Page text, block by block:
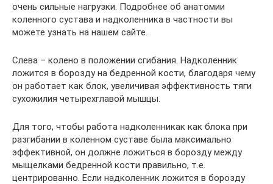
очень сильные нагрузки. Подробнее об анатомии
коленного сустава и надколенника в частности вы
можете узнать на нашем сайте.
Слева – колено в положении сгибания. Надколенник
ложится в борозду на бедренной кости, благодаря чему
он работает как блок, увеличивая эффективность тяги
сухожилия четырехглавой мышцы.
Для того, чтобы работа надколенникак как блока при
разгибании в коленном суставе была максимально
эффективной, он должне ложиться в борозду между
мыщелками бедренной кости правильно, т.е.
центрированно. Если надколенник ложится в борозду